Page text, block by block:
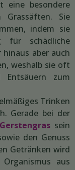
eine besondere
Grassäften. Sie
indem sie
für schädliche
hinaus aber auch
weshalb sie oft
zum
Trinken
Gerade bei der
Gerstengrassein
den Genuss
Getränken wird
Organismus aus